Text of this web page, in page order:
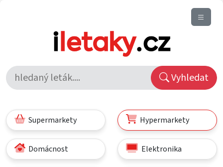
Vyhledat
Supermarkety Hypermarkety
Domácnost Elektronika